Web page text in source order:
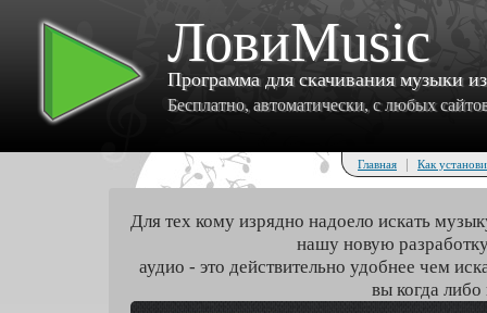
ЛовиMusic
Программа для скачивания музыки
Бесплатно, автоматически, с любых
Главная | Как
Для тех кому изрядно надоело искать
нашу новую
аудио - это действительно удобнее чем
вы когда либо